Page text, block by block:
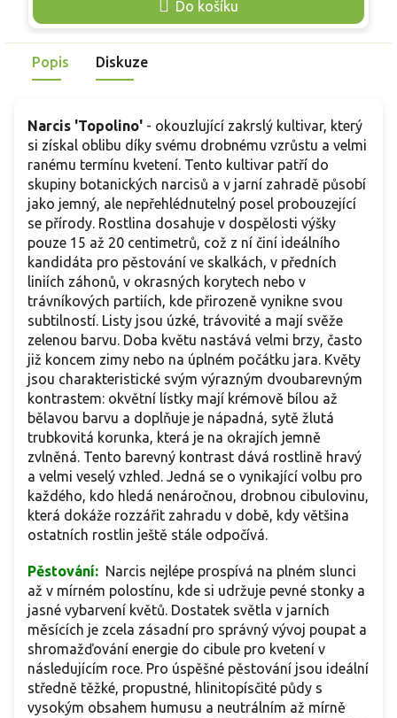
Do košíku
hustších trsů a každým rokem nabízejí bohatší kvetení.
dobře se kombinuje s krokusy, modřenci, ladoňkami i dalšími
botanickými cibulovinami. Jemně vonné květy přitahují první
Popis Diskuze
Narcis 'Topolino' - okouzlující zakrslý kultivar, který
si získal oblibu díky svému drobnému vzrůstu a velmi
ranému termínu kvetení. Tento kultivar patří do
skupiny botanických narcisů a v jarní zahradě působí
jako jemný, ale nepřehlédnutelný posel probouzející
se přírody. Rostlina dosahuje v dospělosti výšky
pouze 15 až 20 centimetrů, což z ní činí ideálního
kandidáta pro pěstování ve skalkách, v předních
liniích záhonů, v okrasných korytech nebo v
trávníkových partiích, kde přirozeně vynikne svou
subtilností. Listy jsou úzké, trávovité a mají svěže
zelenou barvu. Doba květu nastává velmi brzy, často
již koncem zimy nebo na úplném počátku jara. Květy
jsou charakteristické svým výrazným dvoubarevným
kontrastem: okvětní lístky mají krémově bílou až
bělavou barvu a doplňuje je nápadná, sytě žlutá
trubkovitá korunka, která je na okrajích jemně
zvlněná. Tento barevný kontrast dává rostlině hravý
a velmi veselý vzhled. Jedná se o vynikající volbu pro
každého, kdo hledá nenáročnou, drobnou cibulovinu,
která dokáže rozzářit zahradu v době, kdy většina
ostatních rostlin ještě stále odpočívá.
Pěstování: Narcis nejlépe prospívá na plném slunci
až v mírném polostínu, kde si udržuje pevné stonky a
jasné vybarvení květů. Dostatek světla v jarních
měsících je zcela zásadní pro správný vývoj poupat a
shromažďování energie do cibule pro kvetení v
následujícím roce. Pro úspěšné pěstování jsou ideální
středně těžké, propustné, hlinitopísčité půdy s
vysokým obsahem humusu a neutrálním až mírně